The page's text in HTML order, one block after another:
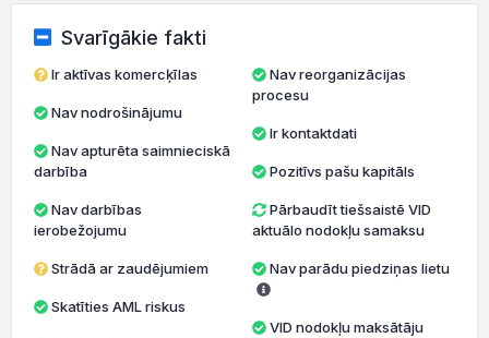
Svarīgākie fakti
Ir aktīvas komercķīlas
Nav nodrošinājumu
darbība
ierobežojumu
Strādā ar zaudējumiem
Skatīties AML riskus
Nav reorganizācijas
procesu
Ir kontaktdati
Pozitīvs pašu kapitāls
Pārbaudīt tiešsaistē VID
aktuālo nodokļu samaksu
Nav parādu piedziņas lietu
VID nodokļu maksātāju